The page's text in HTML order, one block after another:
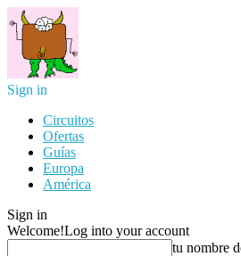
Sign in
Circuitos
Ofertas
Guías
Europa
América
Sign in
Welcome!Log into your account
tu nombre